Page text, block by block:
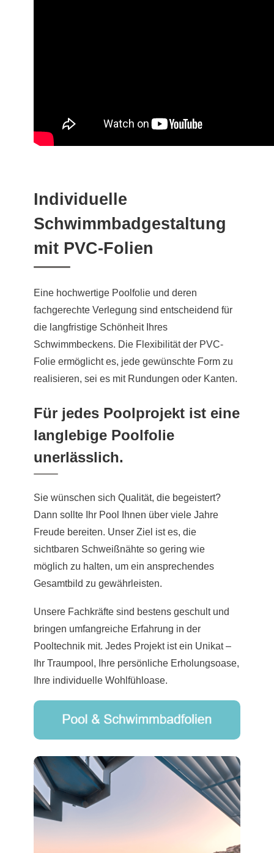
Individuelle
Schwimmbadgestaltung
mit PVC-Folien
Eine hochwertige Poolfolie und deren
fachgerechte Verlegung sind entscheidend für
die langfristige Schönheit Ihres
Schwimmbeckens. Die Flexibilität der PVC-
Folie ermöglicht es, jede gewünschte Form zu
realisieren, sei es mit Rundungen oder Kanten.
Für jedes Poolprojekt ist eine
langlebige Poolfolie
unerlässlich.
Sie wünschen sich Qualität, die begeistert?
Dann sollte Ihr Pool Ihnen über viele Jahre
Freude bereiten. Unser Ziel ist es, die
sichtbaren Schweißnähte so gering wie
möglich zu halten, um ein ansprechendes
Gesamtbild zu gewährleisten.
Unsere Fachkräfte sind bestens geschult und
bringen umfangreiche Erfahrung in der
Pooltechnik mit. Jedes Projekt ist ein Unikat –
Ihr Traumpool, Ihre persönliche Erholungsoase,
Ihre individuelle Wohlfühloase.